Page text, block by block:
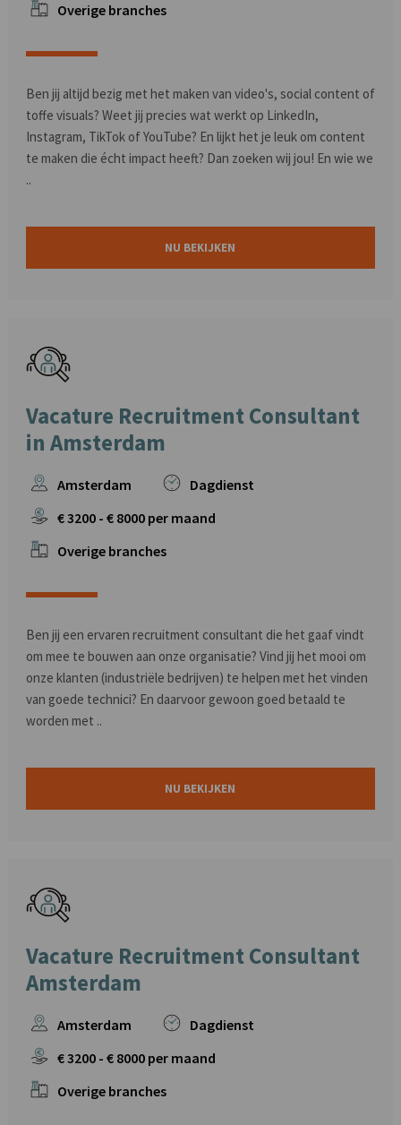
Overige branches
Ben jij altijd bezig met het maken van video's, social content of
toffe visuals? Weet jij precies wat werkt op LinkedIn,
Instagram, TikTok of YouTube? En lijkt het je leuk om content
te maken die écht impact heeft? Dan zoeken wij jou! En wie we
..
NU BEKIJKEN
Vacature Recruitment Consultant
in Amsterdam
Amsterdam
Dagdienst
€3200 - € 8000 per maand
Overige branches
Ben jij een ervaren recruitment consultant die het gaaf vindt
om mee te bouwen aan onze organisatie? Vind jij het mooi om
onze klanten (industriële bedrijven) te helpen met het vinden
van goede technici? En daarvoor gewoon goed betaald te
worden met ..
NU BEKIJKEN
Vacature Recruitment Consultant
Amsterdam
Amsterdam
Dagdienst
€3200 - € 8000 per maand
Overige branches